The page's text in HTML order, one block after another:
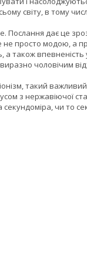
світу, в тому
дає це
не просто модою,
також впевненість
чоловічим
такий
з нержавіючої
чи то